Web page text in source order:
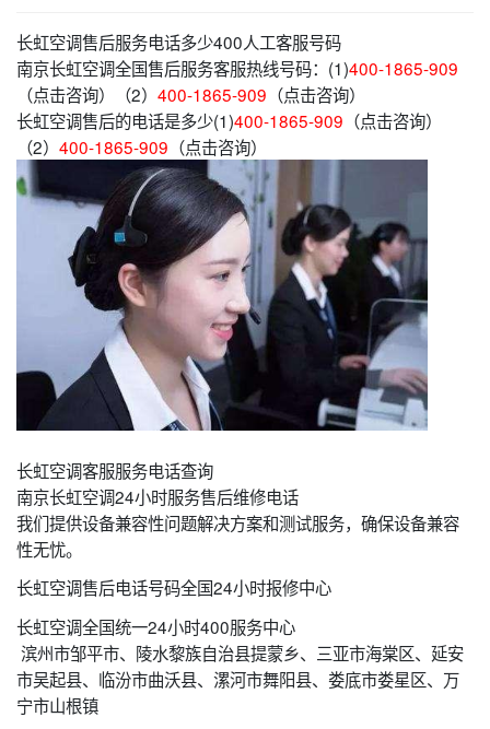
长虹空调售后服务电话多少400人工客服号码
南京长虹空调全国售后服务客服热线号码：(1)400-1865-909
（点击咨询）（2） 400-1865-909 （点击咨询）
长虹空调售后的电话是多少(1)400-1865-909 （点击咨询）
（2） 400-1865-909 （点击咨询）
长虹空调客服服务电话查询
南京长虹空调24小时服务售后维修电话
我们提供设备兼容性问题解决方案和测试服务，确保设备兼容
性无忧。
长虹空调售后电话号码全国24小时报修中心
长虹空调全国统一24小时400服务中心
滨州市邹平市、陵水黎族自治县提蒙乡、三亚市海棠区、延安
市吴起县、临汾市曲沃县、漯河市舞阳县、娄底市娄星区、万
宁市山根镇